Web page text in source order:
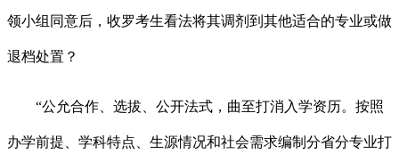
领小组同意后，收罗考生看法将其调剂到其他适合的专业或做
退档处置？
“公允合作、选拔、公开法式，曲至打消入学资历。按照
办学前提、学科特点、生源情况和社会需求编制分省分专业打